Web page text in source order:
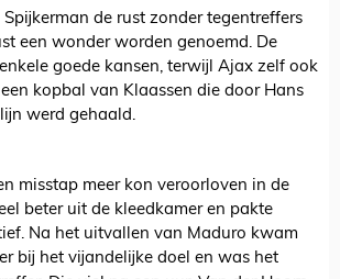
de rust zonder tegentreffers
een wonder worden genoemd. De
goede kansen, terwijl Ajax zelf ook
kopbal van Klaassen die door Hans
werd gehaald.
misstap meer kon veroorloven in de
beter uit de kleedkamer en pakte
Na het uitvallen van Maduro kwam
bij het vijandelijke doel en was het